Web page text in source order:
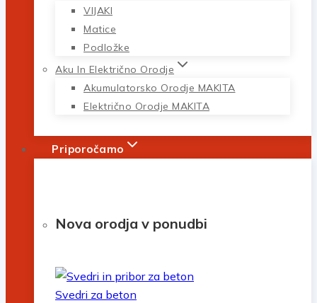
VIJAKI
Matice
Podložke
Aku In Električno Orodje
Akumulatorsko Orodje MAKITA
Električno Orodje MAKITA
Priporočamo
Nova orodja v ponudbi
Svedri za beton